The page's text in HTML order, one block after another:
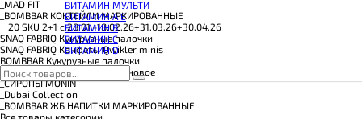
ЭНЕРГЕТИКИ И ЖИРОСЖИГАТЕЛИ#
ВИТАМИН МУЛЬТИ
ВИТАМИН A E
ВИТАМИН B
ВИТАМИН C
ВИТАМИН D
_MAD FIT
_BOMBBAR КОКТЕЙЛИ МАРКИРОВАННЫЕ
__20 SKU 2+1 с 28.01.-18.02.26+31.03.26+30.04.26
SNAQ FABRIQ Кукурузные палочки
SNAQ FABRIQ Конфеты Qwikler minis
BOMBBAR Кукурузные палочки
BOMBBAR Пирожное протеиновое
_CИРОПЫ MONIN
_Dubai Collection
_BOMBBAR ЖБ НАПИТКИ МАРКИРОВАННЫЕ
Все товары категории